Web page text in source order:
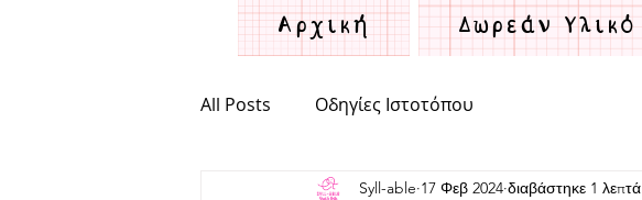
Αρχική Δωρεάν Υλικό
All Posts Οδηγίες Ιστοτόπου
Syll-able 17 Φεβ 2024 διαβάστηκε 1 λεπτά